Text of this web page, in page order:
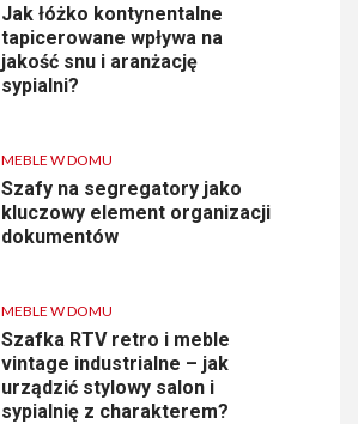
Jak łóżko kontynentalne
tapicerowane wpływa na
jakość snu i aranżację
sypialni?
MEBLE W DOMU
Szafy na segregatory jako
kluczowy element organizacji
dokumentów
MEBLE W DOMU
Szafka RTV retro i meble
vintage industrialne – jak
urządzić stylowy salon i
sypialnię z charakterem?